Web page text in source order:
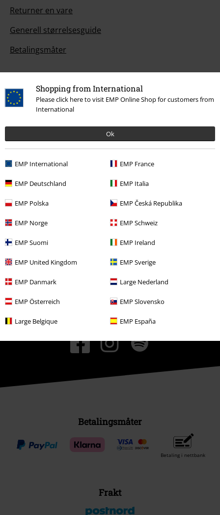
Shopping from International
Please click here to visit EMP Online Shop for customers from
International
Ok
EMP International EMP France
EMP Deutschland EMP Italia
EMP Polska EMP Česká Republika
EMP Norge EMP Schweiz
EMP Suomi EMP Ireland
EMP United Kingdom EMP Sverige
EMP Danmark Large Nederland
EMP Österreich EMP Slovensko
Large Belgique EMP España
Returner en vare
Generell størrelsesguide
Betalingsmåter
Tilbud til deg
Konkurranser
Om EMP
Partnerprogrammer
Bærekraftighet
Community
Betalingsmåter
Betaling i nettbank
Frakt